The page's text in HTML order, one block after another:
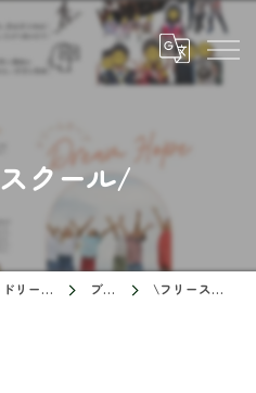
クール/
福島県いわき市の塾ならドリームスクール ブログ \フリースクール/